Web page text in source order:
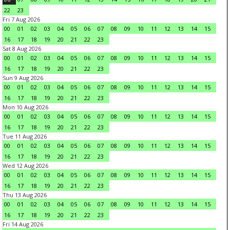
22
23
Fri 7 Aug 2026
00
01 02 03 04 05 06 07 08 09 10 11 12 13 14
15
16
17 18 19 20 21 22
23
Sat 8 Aug 2026
00
01 02 03 04 05 06 07 08 09 10 11 12 13 14
15
16
17 18 19 20 21 22
23
Sun 9 Aug 2026
00
01 02 03 04 05 06 07 08 09 10 11 12 13 14
15
16
17 18 19 20 21 22
23
Mon 10 Aug 2026
00
01 02 03 04 05 06 07 08 09 10 11 12 13 14
15
16
17 18 19 20 21 22
23
Tue 11 Aug 2026
00
01 02 03 04 05 06 07 08 09 10 11 12 13 14
15
16
17 18 19 20 21 22
23
Wed 12 Aug 2026
00
01 02 03 04 05 06 07 08 09 10 11 12 13 14
15
16
17 18 19 20 21 22
23
Thu 13 Aug 2026
00
01 02 03 04 05 06 07 08 09 10 11 12 13 14
15
16
17 18 19 20 21 22
23
Fri 14 Aug 2026